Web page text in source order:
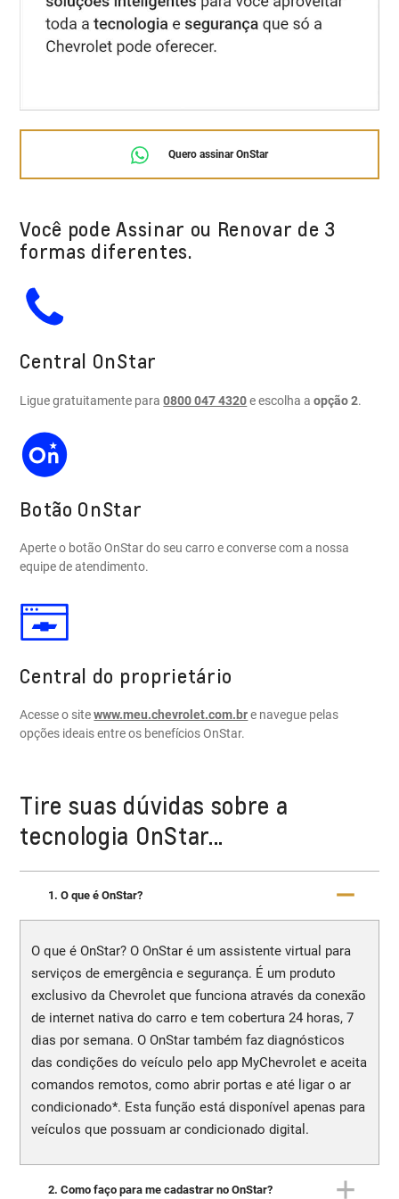
Quero assinar OnStar
Você pode Assinar ou Renovar de 3
formas diferentes.
Central OnStar
Ligue gratuitamente para0800 047 4320e escolha aopção 2.
Botão OnStar
Aperte o botão OnStar do seu carro e converse com a nossa
equipe de atendimento.
Central do proprietário
Acesse o sitewww.meu.chevrolet.com.bre navegue pelas
opções ideais entre os benefícios OnStar.
Tire suas dúvidas sobre a
tecnologia OnStar...
1. O que é OnStar?
O que é OnStar? O OnStar é um assistente virtual para
serviços de emergência e segurança. É um produto
exclusivo da Chevrolet que funciona através da conexão
de internet nativa do carro e tem cobertura 24 horas, 7
dias por semana. O OnStar também faz diagnósticos
das condições do veículo pelo app MyChevrolet e aceita
comandos remotos, como abrir portas e até ligar o ar
condicionado*. Esta função está disponível apenas para
veículos que possuam ar condicionado digital.
2. Como faço para me cadastrar no OnStar?